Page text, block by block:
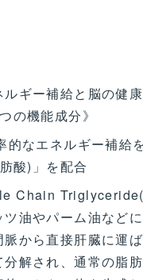
ルギー補給と脳の健
の機能成分》
なエネルギー補給を
酸)」を配合
Chain Triglyceride(
油やパーム油など
から直接肝臓に運
解され、通常の脂